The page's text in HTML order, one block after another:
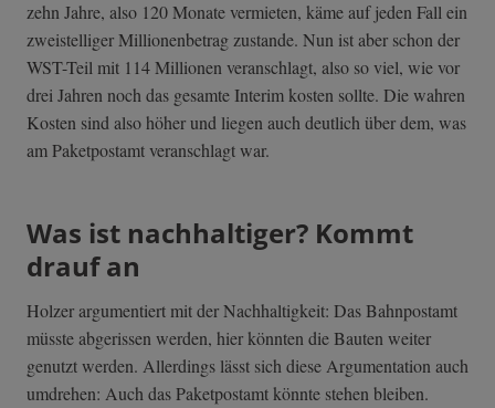
zehn Jahre, also 120 Monate vermieten, käme auf jeden Fall ein
zweistelliger Millionenbetrag zustande. Nun ist aber schon der
WST-Teil mit 114 Millionen veranschlagt, also so viel, wie vor
drei Jahren noch das gesamte Interim kosten sollte. Die wahren
Kosten sind also höher und liegen auch deutlich über dem, was
am Paketpostamt veranschlagt war.
Was ist nachhaltiger? Kommt
drauf an
Holzer argumentiert mit der Nachhaltigkeit: Das Bahnpostamt
müsste abgerissen werden, hier könnten die Bauten weiter
genutzt werden. Allerdings lässt sich diese Argumentation auch
umdrehen: Auch das Paketpostamt könnte stehen bleiben.